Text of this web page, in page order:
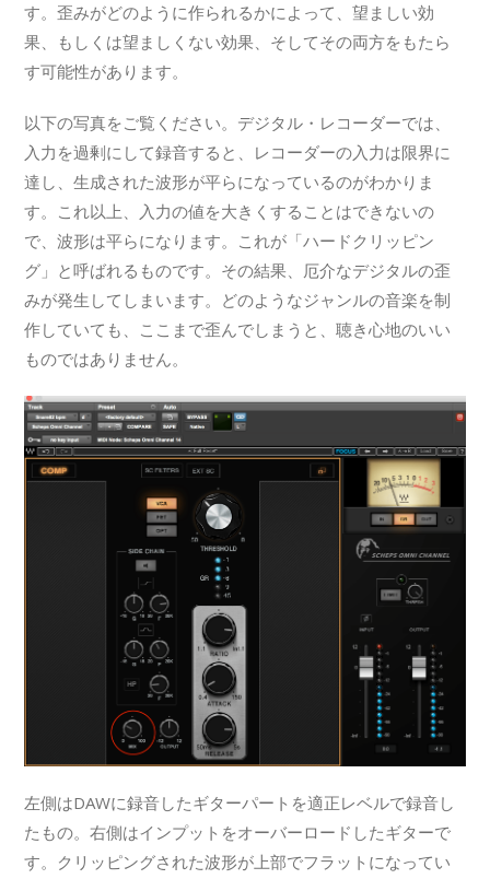
す。歪みがどのように作られるかによって、望ましい効
果、もしくは望ましくない効果、そしてその両方をもたら
す可能性があります。
以下の写真をご覧ください。デジタル・レコーダーでは、
入力を過剰にして録音すると、レコーダーの入力は限界に
達し、生成された波形が平らになっているのがわかりま
す。これ以上、入力の値を大きくすることはできないの
で、波形は平らになります。これが「ハードクリッピン
グ」と呼ばれるものです。その結果、厄介なデジタルの歪
みが発生してしまいます。どのようなジャンルの音楽を制
作していても、ここまで歪んでしまうと、聴き心地のいい
ものではありません。
左側はDAWに録音したギターパートを適正レベルで録音し
たもの。右側はインプットをオーバーロードしたギターで
す。クリッピングされた波形が上部でフラットになってい